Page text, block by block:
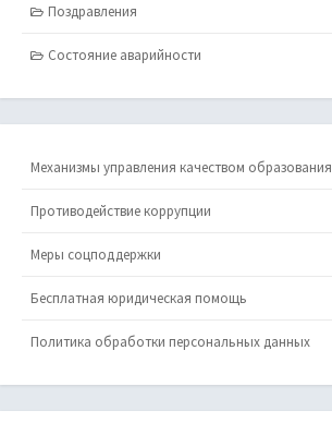
Поздравления
Состояние аварийности
Механизмы управления качеством образования
Противодействие коррупции
Меры соцподдержки
Бесплатная юридическая помощь
Политика обработки персональных данных